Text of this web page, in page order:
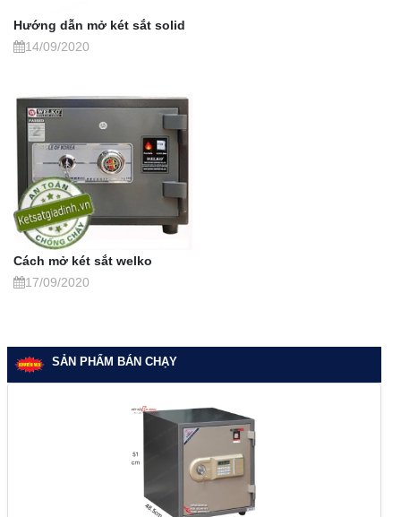
Hướng dẫn mở két sắt solid
14/09/2020
Cách mở két sắt welko
17/09/2020
SẢN PHẨM BÁN CHẠY